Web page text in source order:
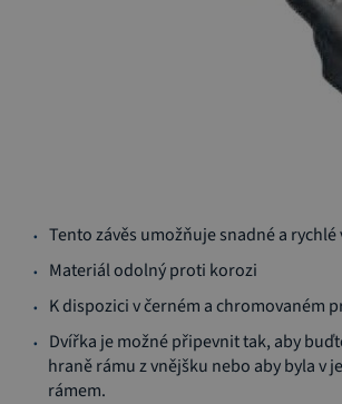
na
začátek
s
obrázky
Tento závěs umožňuje snadné a rychlé
Materiál odolný proti korozi
K dispozici v černém a chromovaném
Dvířka je možné připevnit tak, aby
hraně rámu z vnějšku nebo aby byla v
rámem.